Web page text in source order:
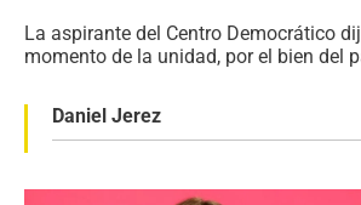
La aspirante del Centro Democrático
momento de la unidad, por el bien del
Daniel Jerez